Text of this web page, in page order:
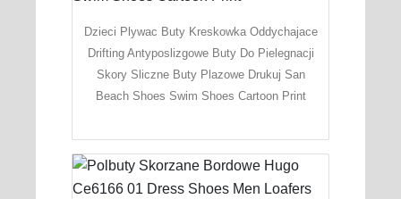
Dzieci Plywac Buty Kreskowka Oddychajace
Drifting Antyposlizgowe Buty Do Pielegnacji
Skory Sliczne Buty Plazowe Drukuj San
Beach Shoes Swim Shoes Cartoon Print